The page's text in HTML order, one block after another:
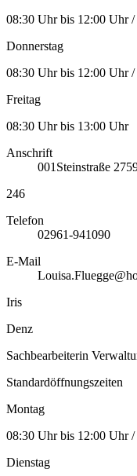
08:30 Uhr bis 12:00 Uhr
Donnerstag
08:30 Uhr bis 12:00 Uhr
Freitag
08:30 Uhr bis 13:00 Uhr
Anschrift
001 Steinstraße 27
246
Telefon
02961-941090
E-Mail
Iris
Denz
Sachbearbeiterin
Standardöffnungszeiten
Montag
08:30 Uhr bis 12:00 Uhr
Dienstag